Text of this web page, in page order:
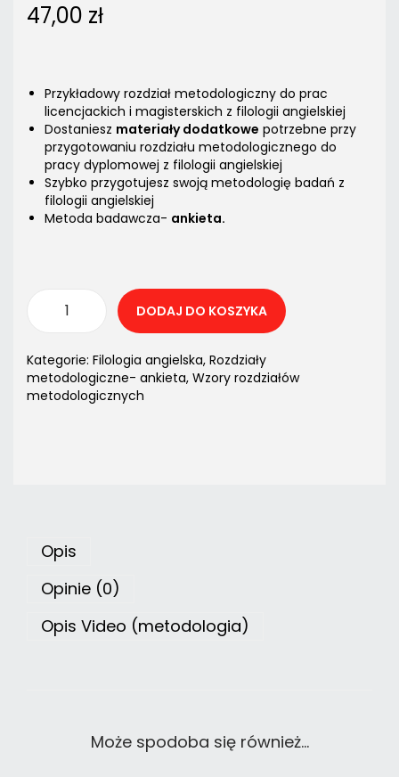
47,00 zł
Przykładowy rozdział metodologiczny do prac
licencjackich i magisterskich z filologii angielskiej
Dostaniesz materiały dodatkowe potrzebne przy
przygotowaniu rozdziału metodologicznego do
pracy dyplomowej z filologii angielskiej
Szybko przygotujesz swoją metodologię badań z
filologii angielskiej
Metoda badawcza- ankieta.
DODAJ DO KOSZYKA
Kategorie: Filologia angielska, Rozdziały
metodologiczne- ankieta, Wzory rozdziałów
metodologicznych
Opis
Opinie (0)
Opis Video (metodologia)
Może spodoba się również…